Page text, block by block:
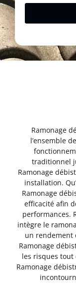
Ramonage
l’ensemble
traditionnel
Ramonage
installation.
Ramonage
efficacité afin
performances.
intègre le
un rendement
Ramonage
les risques tout
Ramonage